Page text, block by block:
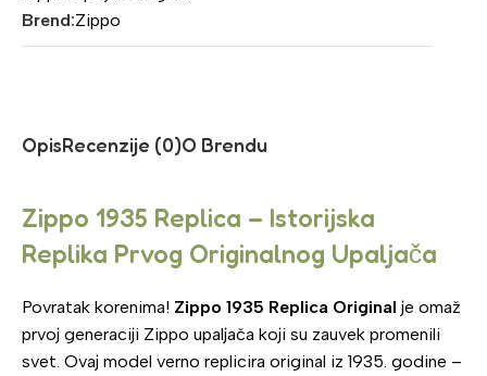
Brend:Zippo
OpisRecenzije (0)O Brendu
Zippo 1935 Replica – Istorijska
Replika Prvog Originalnog Upaljača
Povratak korenima! Zippo 1935 Replica Original je omaž
prvoj generaciji Zippo upaljača koji su zauvek promenili
svet. Ovaj model verno replicira original iz 1935. godine –